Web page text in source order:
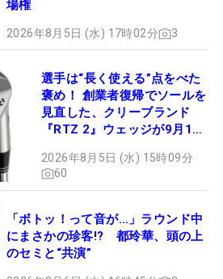
場権
2026年8月5日 (水) 17時02分 3
選手は“長く使える”点をべた
褒め！ 創業者復帰でソールを
見直した、クリーブランド
『RTZ 2』ウェッジが9月12
2026年8月5日 (水) 15時09分
60
「ボトッ！って音が…」ラウンド中
にまさかの珍客!? 都玲華、頭の上
のセミと“共演”